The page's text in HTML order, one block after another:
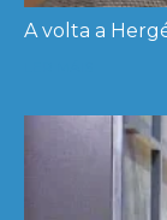
A volta a